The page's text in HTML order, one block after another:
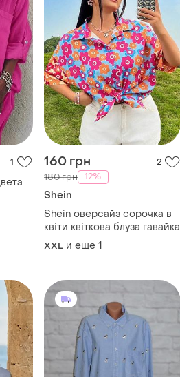
1 160 грн 2
180 грн -12%
Shein
Shein оверсайз сорочка в
квіти квіткова блуза гавайка
XXL и еще 1